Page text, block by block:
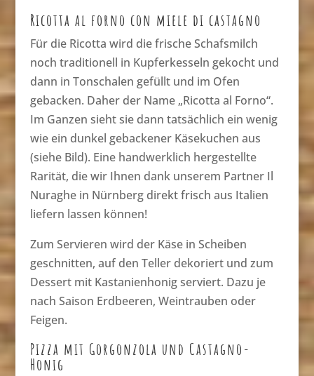
Ricotta al forno con miele di castagno
Für die Ricotta wird die frische Schafsmilch
noch traditionell in Kupferkesseln gekocht und
dann in Tonschalen gefüllt und im Ofen
gebacken. Daher der Name „Ricotta al Forno“.
Im Ganzen sieht sie dann tatsächlich ein wenig
wie ein dunkel gebackener Käsekuchen aus
(siehe Bild). Eine handwerklich hergestellte
Rarität, die wir Ihnen dank unserem Partner Il
Nuraghe in Nürnberg direkt frisch aus Italien
liefern lassen können!
Zum Servieren wird der Käse in Scheiben
geschnitten, auf den Teller dekoriert und zum
Dessert mit Kastanienhonig serviert. Dazu je
nach Saison Erdbeeren, Weintrauben oder
Feigen.
Pizza mit Gorgonzola und Castagno-
Honig